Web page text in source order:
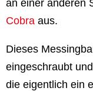
an einer anderen
Cobra aus.
Dieses
eingeschraubt
die eigentlich ein